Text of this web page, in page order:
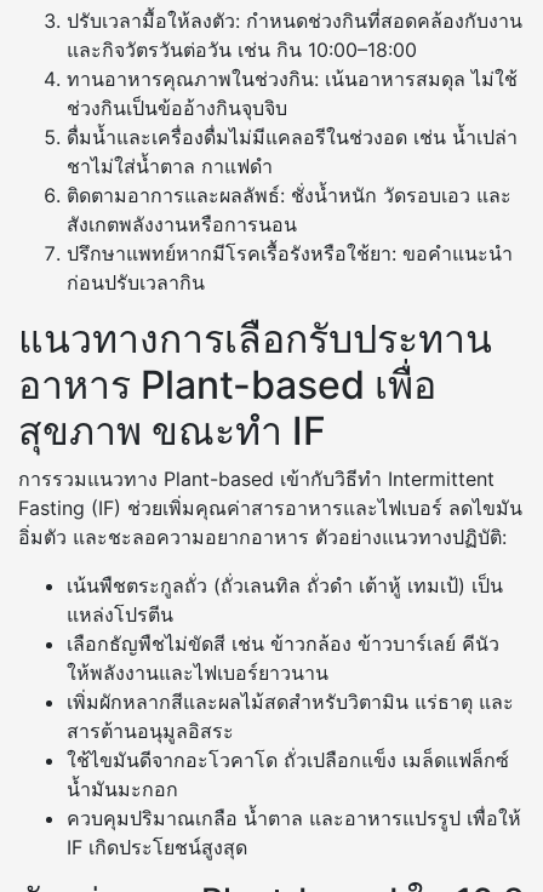
ปรับเวลามื้อให้ลงตัว: กำหนดช่วงกินที่สอดคล้องกับงาน
และกิจวัตรวันต่อวัน เช่น กิน 10:00–18:00
ทานอาหารคุณภาพในช่วงกิน: เน้นอาหารสมดุล ไม่ใช้
ช่วงกินเป็นข้ออ้างกินจุบจิบ
ดื่มน้ำและเครื่องดื่มไม่มีแคลอรีในช่วงอด เช่น น้ำเปล่า
ชาไม่ใส่น้ำตาล กาแฟดำ
ติดตามอาการและผลลัพธ์: ชั่งน้ำหนัก วัดรอบเอว และ
สังเกตพลังงานหรือการนอน
ปรึกษาแพทย์หากมีโรคเรื้อรังหรือใช้ยา: ขอคำแนะนำ
ก่อนปรับเวลากิน
แนวทางการเลือกรับประทาน
อาหาร Plant-based เพื่อ
สุขภาพ ขณะทำ IF
การรวมแนวทาง Plant-based เข้ากับวิธีทำ Intermittent
Fasting (IF) ช่วยเพิ่มคุณค่าสารอาหารและไฟเบอร์ ลดไขมัน
อิ่มตัว และชะลอความอยากอาหาร ตัวอย่างแนวทางปฏิบัติ:
เน้นพืชตระกูลถั่ว (ถั่วเลนทิล ถั่วดำ เต้าหู้ เทมเป้) เป็น
แหล่งโปรตีน
เลือกธัญพืชไม่ขัดสี เช่น ข้าวกล้อง ข้าวบาร์เลย์ คีนัว
ให้พลังงานและไฟเบอร์ยาวนาน
เพิ่มผักหลากสีและผลไม้สดสำหรับวิตามิน แร่ธาตุ และ
สารต้านอนุมูลอิสระ
ใช้ไขมันดีจากอะโวคาโด ถั่วเปลือกแข็ง เมล็ดแฟล็กซ์
น้ำมันมะกอก
ควบคุมปริมาณเกลือ น้ำตาล และอาหารแปรรูป เพื่อให้
IF เกิดประโยชน์สูงสุด